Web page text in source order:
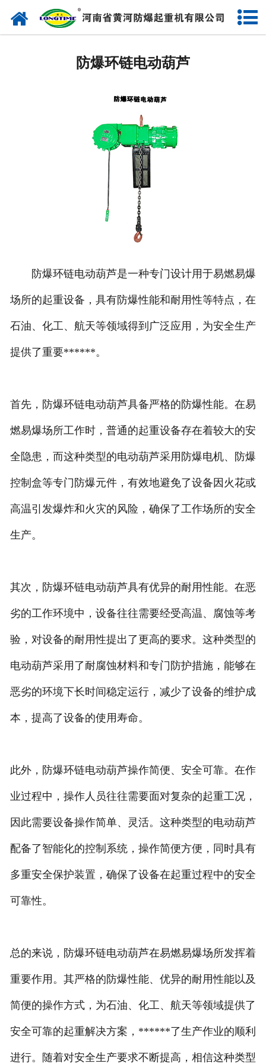
防爆环链电动葫芦
防爆环链电动葫芦是一种专门设计用于易燃易爆
场所的起重设备，具有防爆性能和耐用性等特点，在
石油、化工、航天等领域得到广泛应用，为安全生产
提供了重要******。
首先，防爆环链电动葫芦具备严格的防爆性能。在易
燃易爆场所工作时，普通的起重设备存在着较大的安
全隐患，而这种类型的电动葫芦采用防爆电机、防爆
控制盒等专门防爆元件，有效地避免了设备因火花或
高温引发爆炸和火灾的风险，确保了工作场所的安全
生产。
其次，防爆环链电动葫芦具有优异的耐用性能。在恶
劣的工作环境中，设备往往需要经受高温、腐蚀等考
验，对设备的耐用性提出了更高的要求。这种类型的
电动葫芦采用了耐腐蚀材料和专门防护措施，能够在
恶劣的环境下长时间稳定运行，减少了设备的维护成
本，提高了设备的使用寿命。
此外，防爆环链电动葫芦操作简便、安全可靠。在作
业过程中，操作人员往往需要面对复杂的起重工况，
因此需要设备操作简单、灵活。这种类型的电动葫芦
配备了智能化的控制系统，操作简便方便，同时具有
多重安全保护装置，确保了设备在起重过程中的安全
可靠性。
总的来说，防爆环链电动葫芦在易燃易爆场所发挥着
重要作用。其严格的防爆性能、优异的耐用性能以及
简便的操作方式，为石油、化工、航天等领域提供了
安全可靠的起重解决方案，******了生产作业的顺利
进行。随着对安全生产要求不断提高，相信这种类型